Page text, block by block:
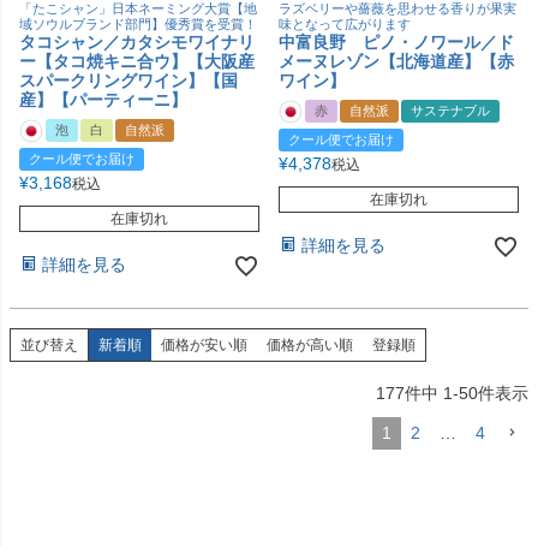
「たこシャン」日本ネーミング大賞【地
域ソウルブランド部門】優秀賞を受賞！
タコシャン／カタシモワイナリ
ー【タコ焼キニ合ウ】【大阪産
スパークリングワイン】【国
産】【パーティーニ】
泡 白
自然派
クール便でお届け
¥3,168税込
在庫切れ
詳細を見る
ラズベリーや薔薇を思わせる香りが果実
味となって広がります
中富良野 ピノ・ノワール／ド
メーヌレゾン【北海道産】【赤
ワイン】
赤 自然派
サステナブル
クール便でお届け
¥4,378税込
在庫切れ
詳細を見る
並び替え 新着順 価格が安い順 価格が高い順 登録順
177件中 1-50件表示
1 2 … 4